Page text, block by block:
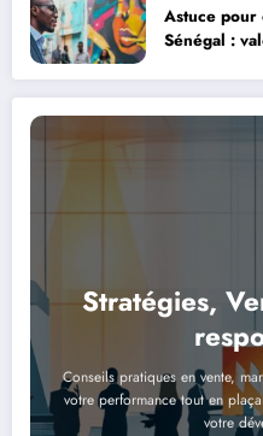
Astuce
Sénégal :
Stratégies,
Conseils pratiques en vente,
votre performance tout en
votre